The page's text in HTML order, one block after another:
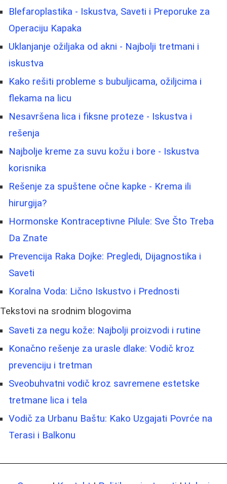
Blefaroplastika - Iskustva, Saveti i Preporuke za
Operaciju Kapaka
Uklanjanje ožiljaka od akni - Najbolji tretmani i
iskustva
Kako rešiti probleme s bubuljicama, ožiljcima i
flekama na licu
Nesavršena lica i fiksne proteze - Iskustva i
rešenja
Najbolje kreme za suvu kožu i bore - Iskustva
korisnika
Rešenje za spuštene očne kapke - Krema ili
hirurgija?
Hormonske Kontraceptivne Pilule: Sve Što Treba
Da Znate
Prevencija Raka Dojke: Pregledi, Dijagnostika i
Saveti
Koralna Voda: Lično Iskustvo i Prednosti
Tekstovi na srodnim blogovima
Saveti za negu kože: Najbolji proizvodi i rutine
Konačno rešenje za urasle dlake: Vodič kroz
prevenciju i tretman
Sveobuhvatni vodič kroz savremene estetske
tretmane lica i tela
Vodič za Urbanu Baštu: Kako Uzgajati Povrće na
Terasi i Balkonu